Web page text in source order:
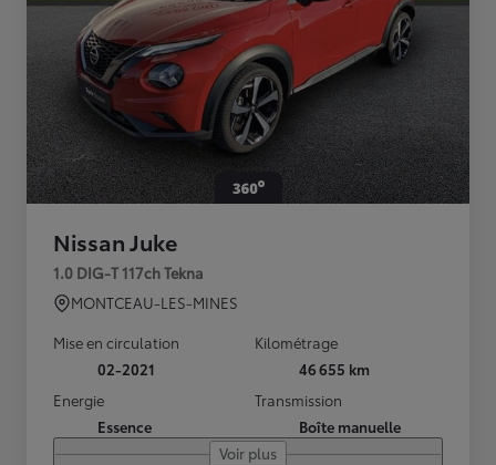
Nissan Juke
1.0 DIG-T 117ch Tekna
MONTCEAU-LES-MINES
Mise en circulation
02-2021
Kilométrage
46 655 km
Energie
Essence
Transmission
Boîte manuelle
Voir plus